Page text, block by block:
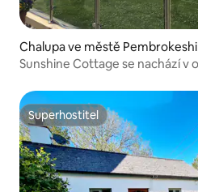
Chalupa ve městě
Sunshine Cottage se nachází v
Superhostitel
Superhostitel